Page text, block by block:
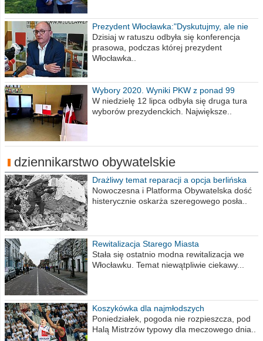
Prezydent Włocławka:"Dyskutujmy, ale nie
obrażajmy się”
Dzisiaj w ratuszu odbyła się konferencja
prasowa, podczas której prezydent
Włocławka..
Wybory 2020. Wyniki PKW z ponad 99
procent obwodów
W niedzielę 12 lipca odbyła się druga tura
wyborów prezydenckich. Największe..
dziennikarstwo obywatelskie
Drażliwy temat reparacji a opcja berlińska
Nowoczesna i Platforma Obywatelska dość
histerycznie oskarża szeregowego posła..
Rewitalizacja Starego Miasta
Stała się ostatnio modna rewitalizacja we
Włocławku. Temat niewątpliwie ciekawy...
Koszykówka dla najmłodszych
Poniedziałek, pogoda nie rozpieszcza, pod
Halą Mistrzów typowy dla meczowego dnia..